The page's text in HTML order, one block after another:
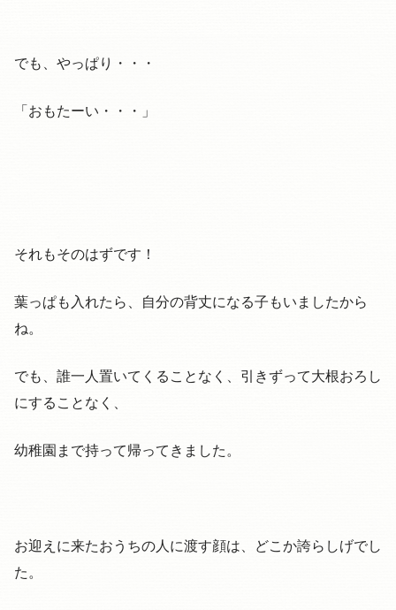
でも、やっぱり・・・
「おもたーい・・・」
それもそのはずです！
葉っぱも入れたら、自分の背丈になる子もいましたから
ね。
でも、誰一人置いてくることなく、引きずって大根おろし
にすることなく、
幼稚園まで持って帰ってきました。
お迎えに来たおうちの人に渡す顔は、どこか誇らしげでし
た。